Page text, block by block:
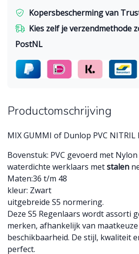
Kopersbescherming van
Kies zelf je verzendmethode
PostNL
Productomschrijving
MIX GUMMI of Dunlop PVC NITRIL
Bovenstuk: PVC gevoerd met Nylon
waterdichte werklaars metstalen
Maten:36 t/m 48
kleur: Zwart
uitgebreide S5 normering.
Deze S5 Regenlaars wordt assorti
merken, afhankelijk van
beschikbaarheid. De stijl, kwaliteit
perfect.